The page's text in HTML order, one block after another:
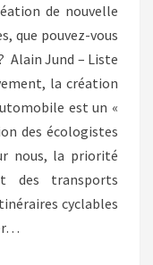
de nouvelle
que pouvez-vous
Alain Jund – Liste
la création
est un «
des écologistes
nous, la priorité
des transports
cyclables